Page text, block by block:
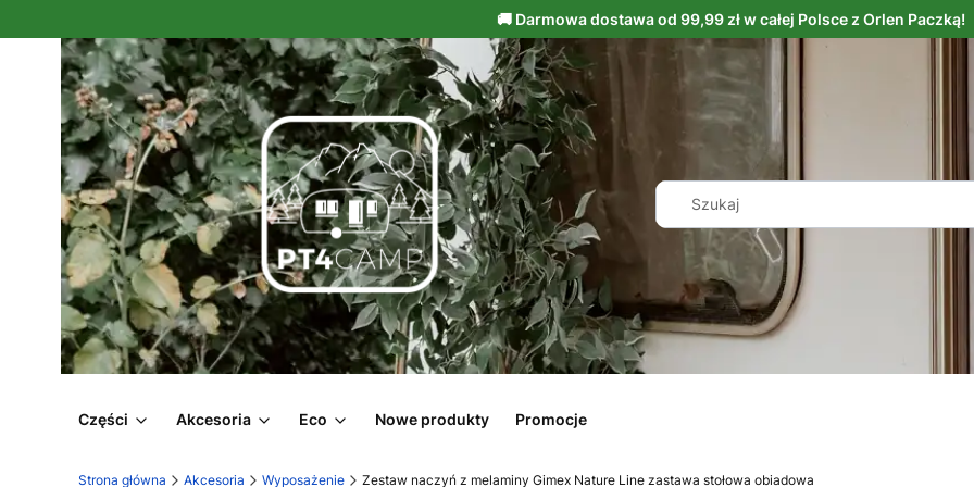
Części Akcesoria Eco Nowe produkty Promocje
Strona główna Akcesoria Wyposażenie Zestaw naczyń z melaminy Gimex Nature Line zastawa stołowa obiadowa